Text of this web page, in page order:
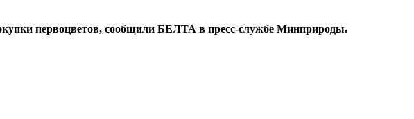
первоцветов, сообщили БЕЛТА в пресс-службе Минприроды.